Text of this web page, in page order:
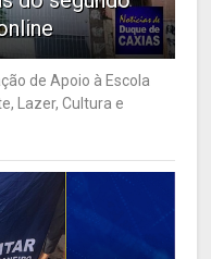
de Apoio à Escola
Lazer, Cultura e